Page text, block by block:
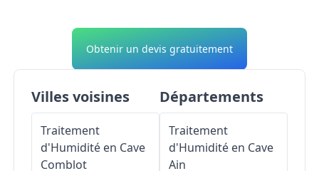
Obtenir un devis gratuitement
Villes voisines
Traitement
d'Humidité en Cave
Comblot
Départements
Traitement
d'Humidité en Cave
Ain